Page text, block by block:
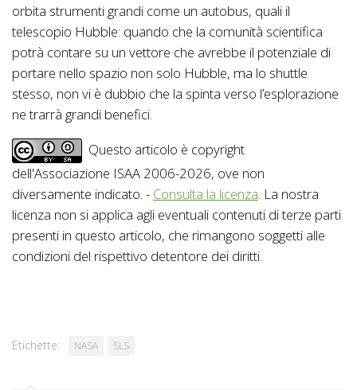
orbita strumenti grandi come un autobus, quali il
telescopio Hubble: quando che la comunità scientifica
potrà contare su un vettore che avrebbe il potenziale di
portare nello spazio non solo Hubble, ma lo shuttle
stesso, non vi è dubbio che la spinta verso l’esplorazione
ne trarrà grandi benefici.
Questo articolo è copyright
dell'Associazione ISAA 2006-2026, ove non
diversamente indicato. - Consulta la licenza. La nostra
licenza non si applica agli eventuali contenuti di terze parti
presenti in questo articolo, che rimangono soggetti alle
condizioni del rispettivo detentore dei diritti.
Etichette: NASA SLS